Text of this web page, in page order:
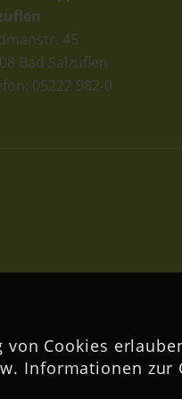
45
Bad Salzuflen
05222 982-0
von Cookies
Informationen zur